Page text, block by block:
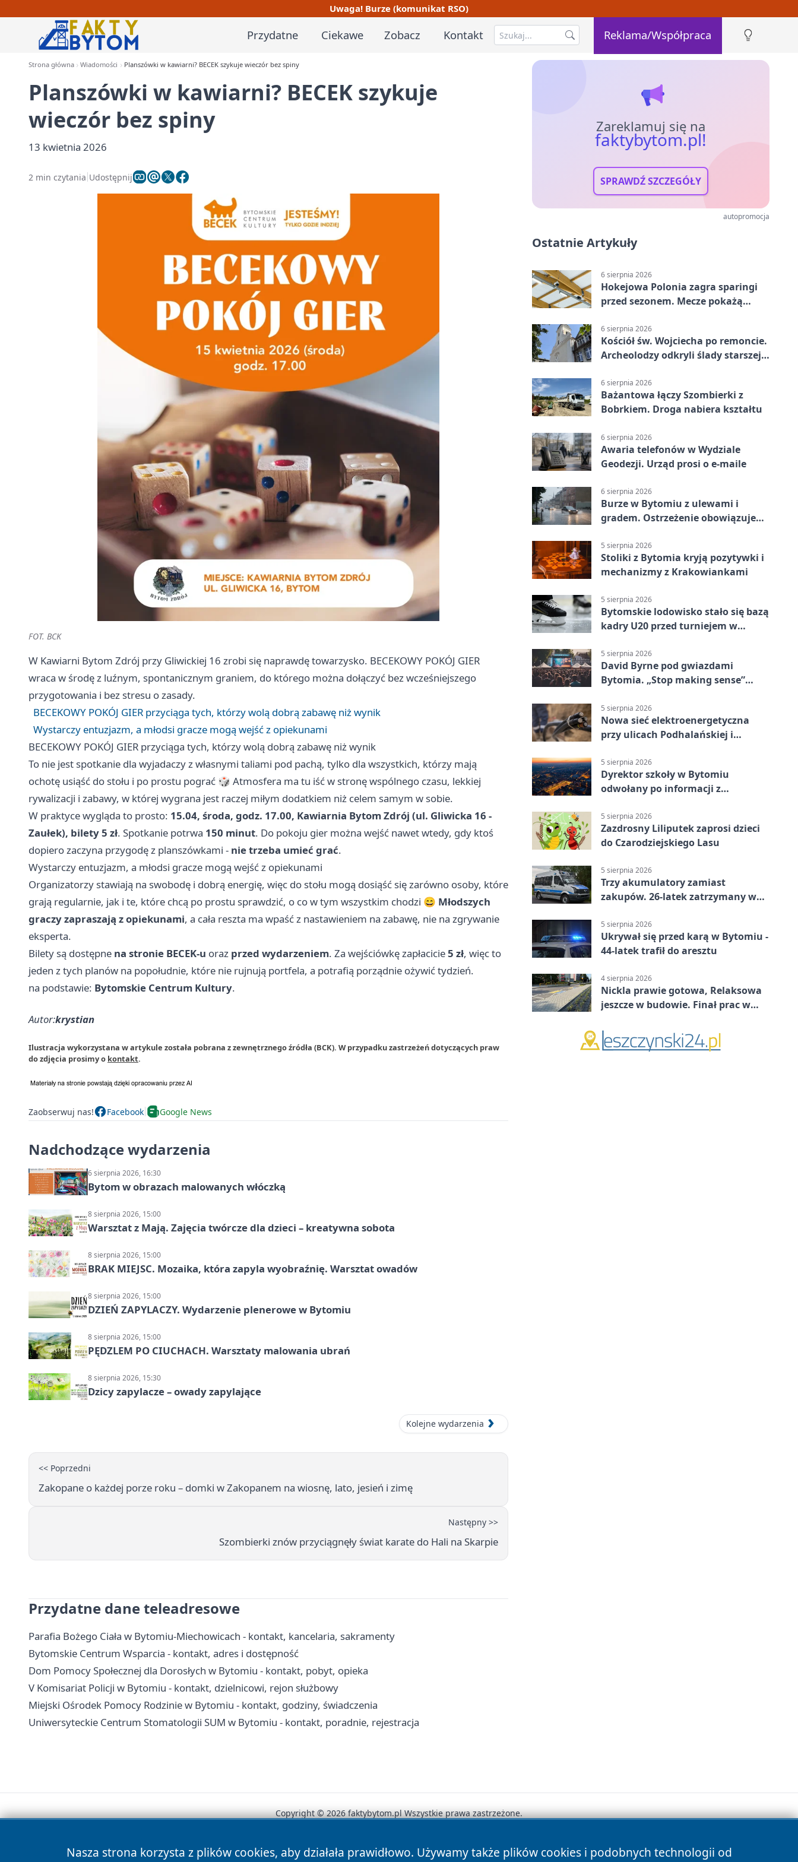
Uwaga! Burze (komunikat RSO)
Przydatne Ciekawe Zobacz Kontakt Reklama/Współpraca
Strona główna Wiadomości Planszówki w kawiarni? BECEK szykuje wieczór bez spiny
Planszówki w kawiarni? BECEK szykuje
wieczór bez spiny
13 kwietnia 2026
2 min czytania Udostępnij
FOT. BCK
W Kawiarni Bytom Zdrój przy Gliwickiej 16 zrobi się naprawdę towarzysko. BECEKOWY POKÓJ GIER
wraca w środę z luźnym, spontanicznym graniem, do którego można dołączyć bez wcześniejszego
przygotowania i bez stresu o zasady.
BECEKOWY POKÓJ GIER przyciąga tych, którzy wolą dobrą zabawę niż wynik
Wystarczy entuzjazm, a młodsi gracze mogą wejść z opiekunami
BECEKOWY POKÓJ GIER przyciąga tych, którzy wolą dobrą zabawę niż wynik
To nie jest spotkanie dla wyjadaczy z własnymi taliami pod pachą, tylko dla wszystkich, którzy mają
ochotę usiąść do stołu i po prostu pograć 🎲 Atmosfera ma tu iść w stronę wspólnego czasu, lekkiej
rywalizacji i zabawy, w której wygrana jest raczej miłym dodatkiem niż celem samym w sobie.
W praktyce wygląda to prosto: 15.04, środa, godz. 17.00, Kawiarnia Bytom Zdrój (ul. Gliwicka 16 -
Zaułek), bilety 5 zł. Spotkanie potrwa 150 minut. Do pokoju gier można wejść nawet wtedy, gdy ktoś
dopiero zaczyna przygodę z planszówkami - nie trzeba umieć grać.
Wystarczy entuzjazm, a młodsi gracze mogą wejść z opiekunami
Organizatorzy stawiają na swobodę i dobrą energię, więc do stołu mogą dosiąść się zarówno osoby, które
grają regularnie, jak i te, które chcą po prostu sprawdzić, o co w tym wszystkim chodzi 😄 Młodszych
graczy zapraszają z opiekunami, a cała reszta ma wpaść z nastawieniem na zabawę, nie na zgrywanie
eksperta.
Bilety są dostępne na stronie BECEK-u oraz przed wydarzeniem. Za wejściówkę zapłacicie5 zł, więc to
jeden z tych planów na popołudnie, które nie rujnują portfela, a potrafią porządnie ożywić tydzień.
na podstawie: Bytomskie Centrum Kultury.
Autor:krystian
Ilustracja wykorzystana w artykule została pobrana z zewnętrznego źródła (BCK). W przypadku zastrzeżeń dotyczących praw
do zdjęcia prosimy o kontakt.
Zaobserwuj nas! Facebook Google News
Nadchodzące wydarzenia
6 sierpnia 2026, 16:30
Bytom w obrazach malowanych włóczką
8 sierpnia 2026, 15:00
Warsztat z Mają. Zajęcia twórcze dla dzieci – kreatywna sobota
8 sierpnia 2026, 15:00
BRAK MIEJSC. Mozaika, która zapyla wyobraźnię. Warsztat owadów
8 sierpnia 2026, 15:00
DZIEŃ ZAPYLACZY. Wydarzenie plenerowe w Bytomiu
8 sierpnia 2026, 15:00
PĘDZLEM PO CIUCHACH. Warsztaty malowania ubrań
8 sierpnia 2026, 15:30
Dzicy zapylacze – owady zapylające
Kolejne wydarzenia
<< Poprzedni
Zakopane o każdej porze roku – domki w Zakopanem na wiosnę, lato, jesień i zimę
Następny >>
Szombierki znów przyciągnęły świat karate do Hali na Skarpie
Przydatne dane teleadresowe
Parafia Bożego Ciała w Bytomiu-Miechowicach - kontakt, kancelaria, sakramenty
Bytomskie Centrum Wsparcia - kontakt, adres i dostępność
Dom Pomocy Społecznej dla Dorosłych w Bytomiu - kontakt, pobyt, opieka
V Komisariat Policji w Bytomiu - kontakt, dzielnicowi, rejon służbowy
Miejski Ośrodek Pomocy Rodzinie w Bytomiu - kontakt, godziny, świadczenia
Uniwersyteckie Centrum Stomatologii SUM w Bytomiu - kontakt, poradnie, rejestracja
Zareklamuj się na
faktybytom.pl!
SPRAWDŹ SZCZEGÓŁY
autopromocja
Ostatnie Artykuły
6 sierpnia 2026
Hokejowa Polonia zagra sparingi
przed sezonem. Mecze pokażą
6 sierpnia 2026
Kościół św. Wojciecha po remoncie.
Archeolodzy odkryli ślady starszej
6 sierpnia 2026
Bażantowa łączy Szombierki z
Bobrkiem. Droga nabiera kształtu
6 sierpnia 2026
Awaria telefonów w Wydziale
Geodezji. Urząd prosi o e-maile
6 sierpnia 2026
Burze w Bytomiu z ulewami i
gradem. Ostrzeżenie obowiązuje
5 sierpnia 2026
Stoliki z Bytomia kryją pozytywki i
mechanizmy z Krakowiankami
5 sierpnia 2026
Bytomskie lodowisko stało się bazą
kadry U20 przed turniejem w
5 sierpnia 2026
David Byrne pod gwiazdami
Bytomia. „Stop making sense”
5 sierpnia 2026
Nowa sieć elektroenergetyczna
przy ulicach Podhalańskiej i
5 sierpnia 2026
Dyrektor szkoły w Bytomiu
odwołany po informacji z
5 sierpnia 2026
Zazdrosny Liliputek zaprosi dzieci
do Czarodziejskiego Lasu
5 sierpnia 2026
Trzy akumulatory zamiast
zakupów. 26-latek zatrzymany w
5 sierpnia 2026
Ukrywał się przed karą w Bytomiu -
44-latek trafił do aresztu
4 sierpnia 2026
Nickla prawie gotowa, Relaksowa
jeszcze w budowie. Finał prac w
Nasza strona korzysta z plików cookies, aby działała prawidłowo. Używamy także plików cookies i podobnych technologii od
Copyright © 2026 faktybytom.pl Wszystkie prawa zastrzeżone.
News Autorzy Polityka Prywatności Polityka Cookies